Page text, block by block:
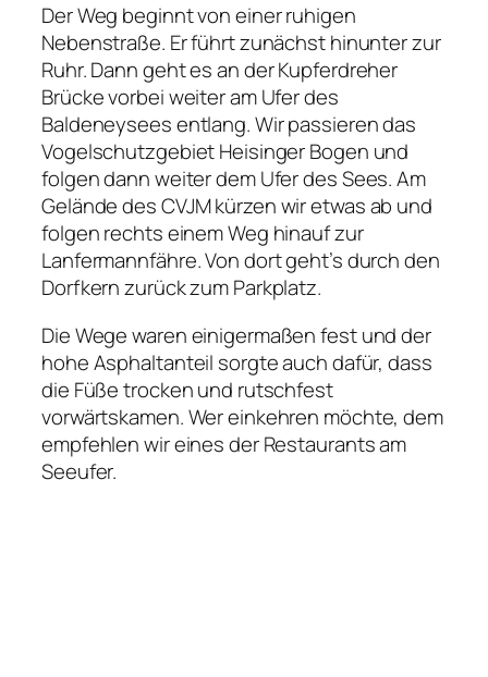
Der Weg beginnt von einer ruhigen
Nebenstraße. Er führt zunächst hinunter zur
Ruhr. Dann geht es an der Kupferdreher
Brücke vorbei weiter am Ufer des
Baldeneysees entlang. Wir passieren das
Vogelschutzgebiet Heisinger Bogen und
folgen dann weiter dem Ufer des Sees. Am
Gelände des CVJM kürzen wir etwas ab und
folgen rechts einem Weg hinauf zur
Lanfermannfähre. Von dort geht’s durch den
Dorfkern zurück zum Parkplatz.
Die Wege waren einigermaßen fest und der
hohe Asphaltanteil sorgte auch dafür, dass
die Füße trocken und rutschfest
vorwärtskamen. Wer einkehren möchte, dem
empfehlen wir eines der Restaurants am
Seeufer.